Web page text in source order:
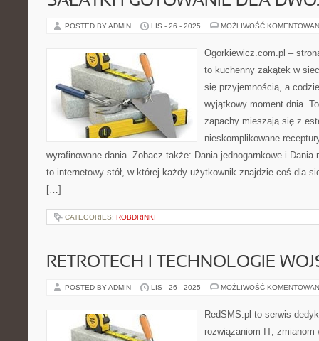
POSTED BY ADMIN LIS - 26 - 2025 MOŻLIWOŚĆ
Ogorkiewicz.com.pl –
to kuchenny zakątek w
się przyjemnością, a
wyjątkowy moment dnia.
zapachy mieszają się z
nieskomplikowane
wyrafinowane dania. Zobacz także: Dania jednogarnkowe i
to internetowy stół, w której każdy użytkownik znajdzie coś dla
[…]
CATEGORIES: ROBDRINKI
RETROTECH I TECHNOLOGIE
POSTED BY ADMIN LIS - 26 - 2025 MOŻLIWOŚĆ
RedSMS.pl to serwis
rozwiązaniom IT,